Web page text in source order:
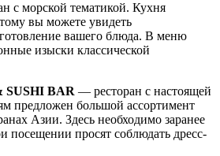
с морской тематикой. Кухня
вы можете увидеть
вашего блюда. В меню
изыски классической
SUSHI BAR — ресторан с настоящей
предложен большой ассортимент
Азии. Здесь необходимо заранее
посещении просят соблюдать дресс-